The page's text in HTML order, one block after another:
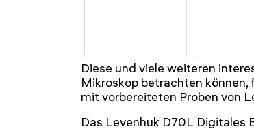
Diese und viele weiteren
Mikroskop betrachten können,
mit vorbereiteten Proben von
Das Levenhuk D70L Digitales